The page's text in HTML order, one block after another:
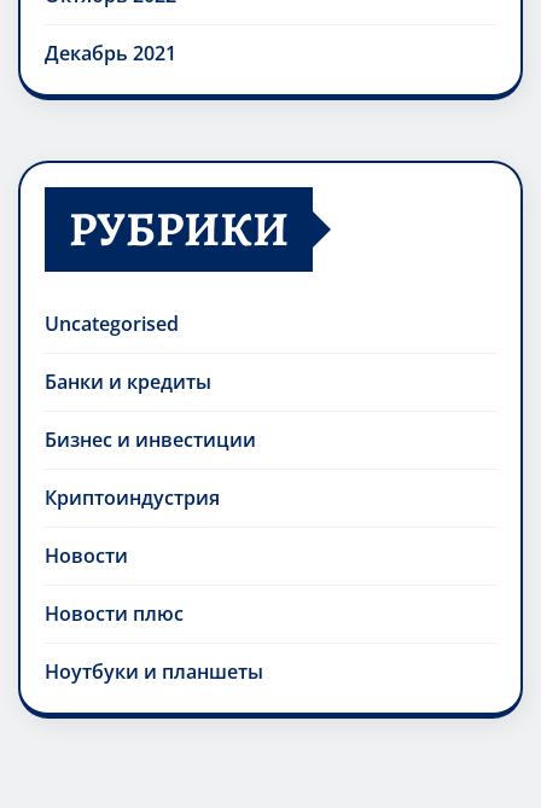
Декабрь 2021
РУБРИКИ
Uncategorised
Банки и кредиты
Бизнес и инвестиции
Криптоиндустрия
Новости
Новости плюс
Ноутбуки и планшеты